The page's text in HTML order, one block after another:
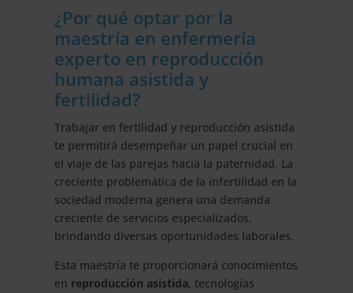
¿Por qué optar por la
maestría en enfermería
experto en reproducción
humana asistida y
fertilidad?
Trabajar en fertilidad y reproducción asistida
te permitirá desempeñar un papel crucial en
el viaje de las parejas hacia la paternidad. La
creciente problemática de la infertilidad en la
sociedad moderna genera una demanda
creciente de servicios especializados,
brindando diversas oportunidades laborales.
Esta maestría te proporcionará conocimientos
en reproducción asistida, tecnologías